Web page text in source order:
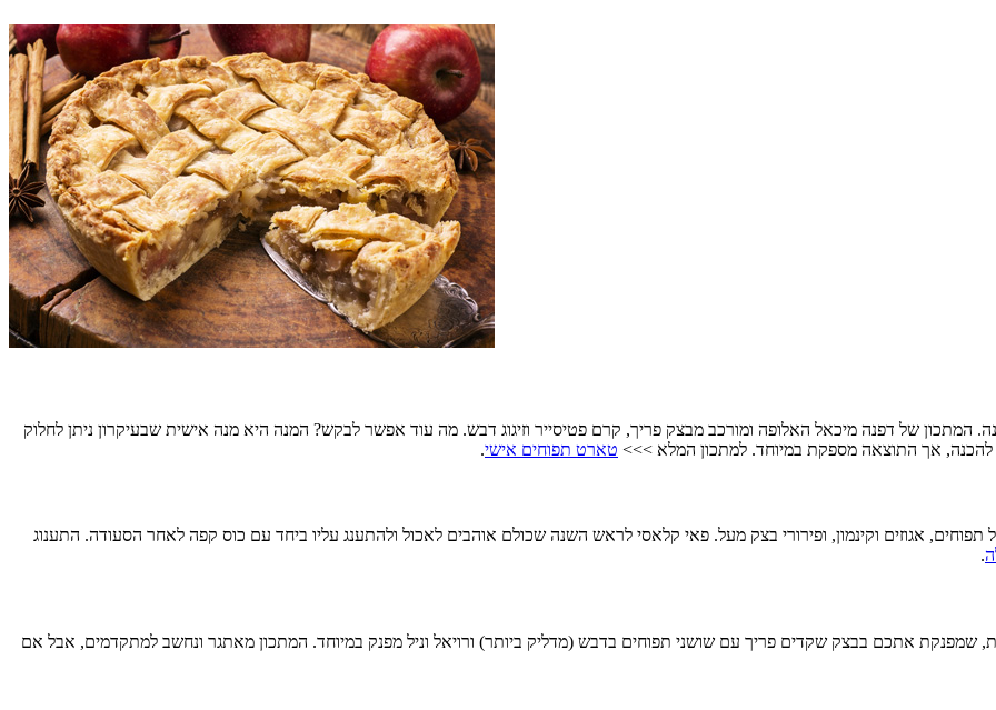
המתכון של דפנה מיכאל האלופה ומורכב מבצק פריך, קרם פטיסייר וזיגוג דבש. מה עוד אפשר לבקש? המנה היא מנה אישית שבעיקרון ניתן לחלוק
להכנה, אך התוצאה מספקת במיוחד. למתכון המלא >>> טארט תפוחים אישי.
אגוזים וקינמון, ופירורי בצק מעל. פאי קלאסי לראש השנה שכולם אוהבים לאכול ולהתענג עליו ביחד עם כוס קפה לאחר הסעודה. התענוג
.
אתכם בבצק שקדים פריך עם שושני תפוחים בדבש (מדליק ביותר) ורויאל וניל מפנק במיוחד. המתכון מאתגר ונחשב למתקדמים, אבל אם